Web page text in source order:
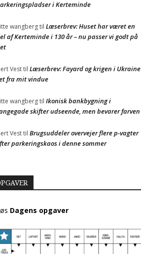
i Kerteminde
wangbergtil Læserbrev: Huset har været en
af Kerteminde i 130 år – nu passer vi godt på
Vesttil Læserbrev: Fayard og krigen i Ukraine
fra mit vindue
wangbergtil Ikonisk bankbygning i
skifter udseende, men bevarer farven
Vesttil Brugsuddeler overvejer flere p-vagter
parkeringskaos i denne sommer
Dagens opgaver